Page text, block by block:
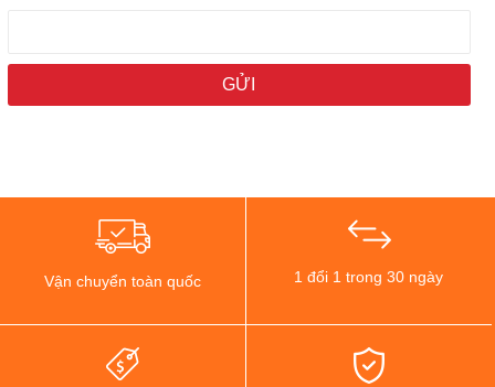
Vận chuyển toàn quốc 1 đổi 1 trong 30 ngày